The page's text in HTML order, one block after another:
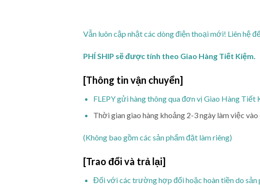
Vẫn luôn cập nhật các dòng điện thoại mới! Liên hệ
PHÍ SHIP sẽ được tính theo Giao Hàng Tiết Kiệm.
[Thông tin vận chuyển]
FLEPY gửi hàng thông qua đơn vị Giao Hàng
Thời gian giao hàng khoảng 2-3 ngày làm việc
(Không bao gồm các sản phẩm đặt làm riêng)
[Trao đổi và trả lại]
Đối với các trường hợp đổi hoặc hoàn tiền do sản